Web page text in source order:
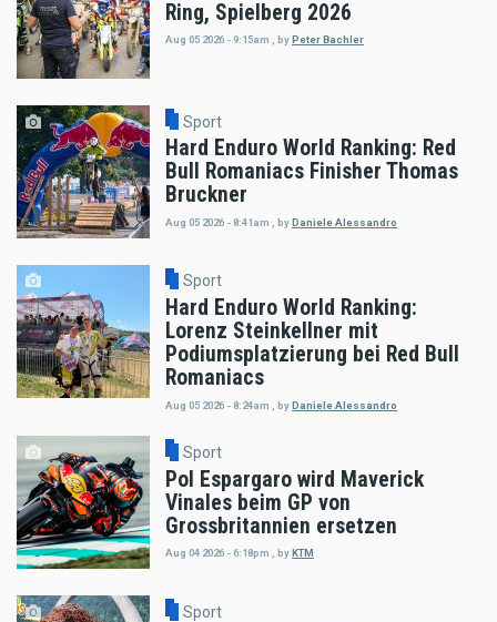
Ring, Spielberg 2026
Aug 05 2026 - 9:15am byPeter Bachler
Sport
Hard Enduro World Ranking: Red
Bull Romaniacs Finisher Thomas
Bruckner
Aug 05 2026 - 8:41am byDaniele Alessandro
Sport
Hard Enduro World Ranking:
Lorenz Steinkellner mit
Podiumsplatzierung bei Red Bull
Romaniacs
Aug 05 2026 - 8:24am byDaniele Alessandro
Sport
Pol Espargaro wird Maverick
Vinales beim GP von
Grossbritannien ersetzen
Aug 04 2026 - 6:18pm byKTM
Sport